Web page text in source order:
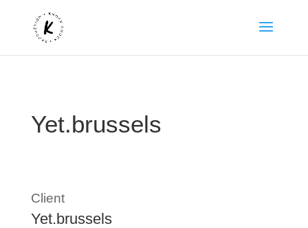
Yet.brussels
Client
Yet.brussels